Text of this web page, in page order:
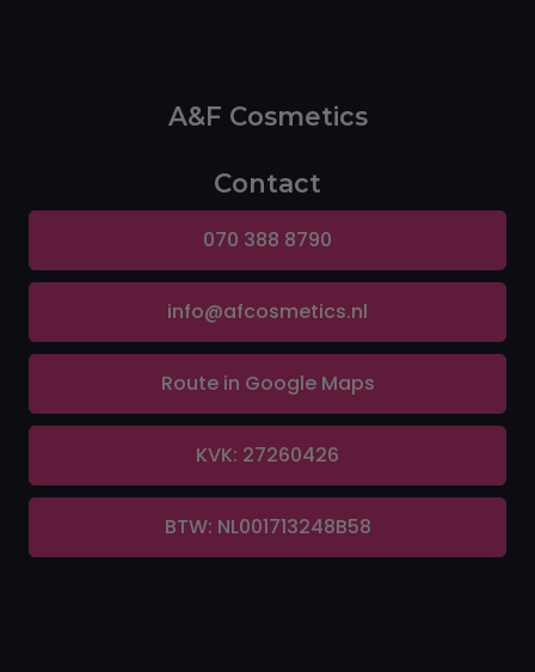
A&F Cosmetics
Contact
070 388 8790
info@afcosmetics.nl
Route in Google Maps
KVK: 27260426
BTW: NL001713248B58